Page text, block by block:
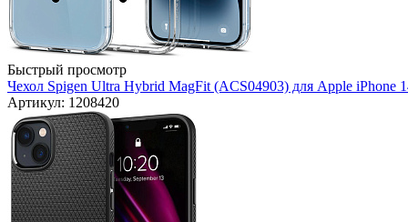
Быстрый просмотр
Чехол Spigen Ultra Hybrid MagFit (ACS04903) для Apple iPhone
Артикул: 1208420